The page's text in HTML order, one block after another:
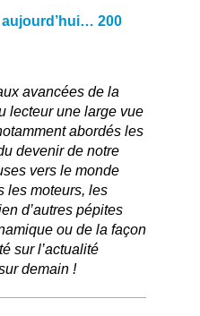
200
avancées de la
lecteur une large vue
abordés les
devenir de notre
vers le monde
les moteurs, les
d’autres pépites
ou de la façon
sur l’actualité
demain !